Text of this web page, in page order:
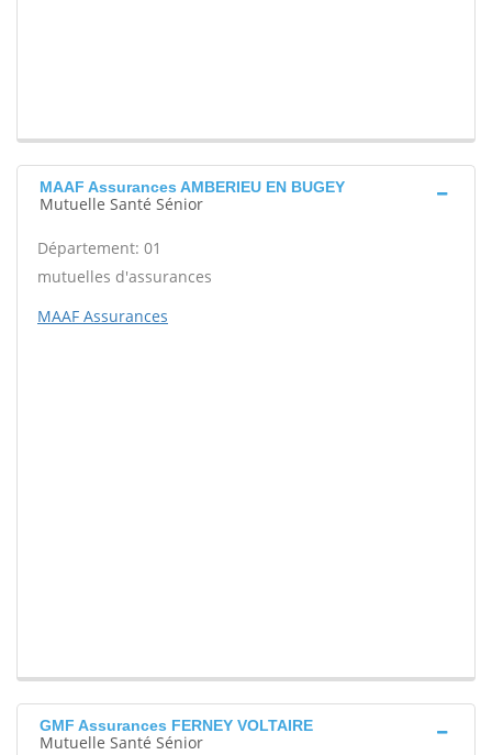
MAAF Assurances AMBERIEU EN BUGEY
Mutuelle Santé Sénior
Département: 01
mutuelles d'assurances
MAAF Assurances
GMF Assurances FERNEY VOLTAIRE
Mutuelle Santé Sénior